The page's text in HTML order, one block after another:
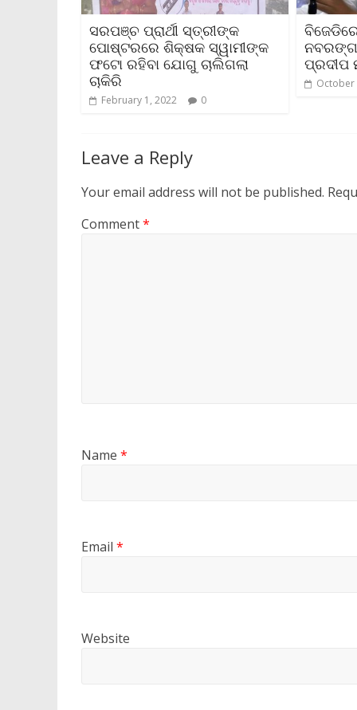
ସରପଞ୍ଚ ପ୍ରାର୍ଥୀ ସ୍ତ୍ରୀଙ୍କ
ପୋଷ୍ଟରରେ ଶିକ୍ଷକ ସ୍ୱାମୀଙ୍କ
ଫଟୋ ରହିବା ଯୋଗୁ ଚାଲିଗଲା
ଚାକିରି
February 1, 2022 0
ପ୍ରଦୀପ
October
Leave a Reply
Your email address will not be published.
Comment*
Name *
Email *
Website